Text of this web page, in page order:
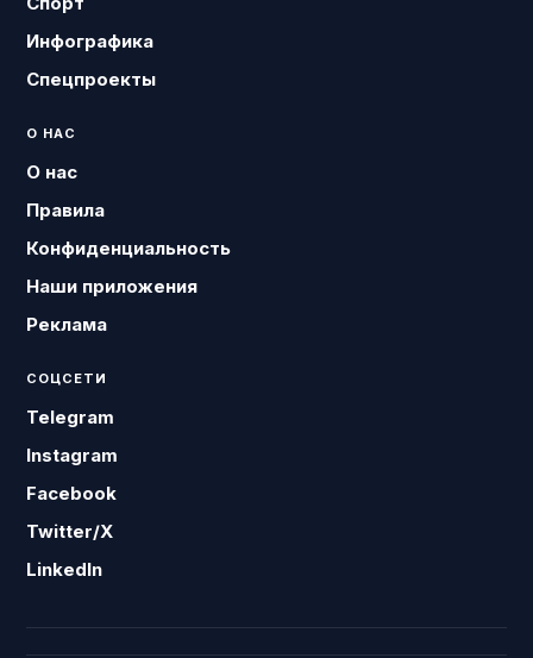
Инфографика
Спецпроекты
О НАС
О нас
Правила
Конфиденциальность
Наши приложения
Реклама
СОЦСЕТИ
Telegram
Instagram
Facebook
Twitter/X
LinkedIn